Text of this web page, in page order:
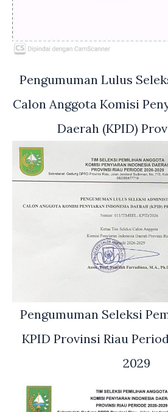
Pengumuman Lulus
Calon Anggota Komisi
Daerah (KPID)
Pengumuman Seleksi
KPID Provinsi Riau
2029